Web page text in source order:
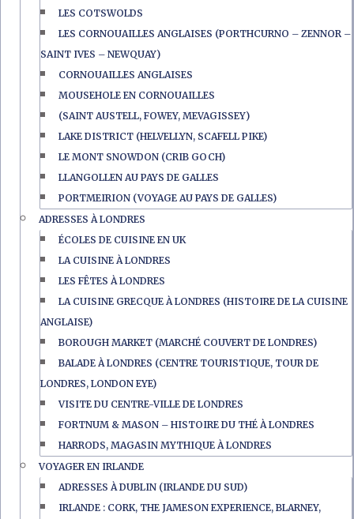
LES COTSWOLDS
LES CORNOUAILLES ANGLAISES (PORTHCURNO – ZENNOR –
SAINT IVES – NEWQUAY)
CORNOUAILLES ANGLAISES
MOUSEHOLE EN CORNOUAILLES
(SAINT AUSTELL, FOWEY, MEVAGISSEY)
LAKE DISTRICT (HELVELLYN, SCAFELL PIKE)
LE MONT SNOWDON (CRIB GOCH)
LLANGOLLEN AU PAYS DE GALLES
PORTMEIRION (VOYAGE AU PAYS DE GALLES)
ADRESSES À LONDRES
ÉCOLES DE CUISINE EN UK
LA CUISINE À LONDRES
LES FÊTES À LONDRES
LA CUISINE GRECQUE À LONDRES (HISTOIRE DE LA CUISINE
ANGLAISE)
BOROUGH MARKET (MARCHÉ COUVERT DE LONDRES)
BALADE À LONDRES (CENTRE TOURISTIQUE, TOUR DE
LONDRES, LONDON EYE)
VISITE DU CENTRE-VILLE DE LONDRES
FORTNUM & MASON – HISTOIRE DU THÉ À LONDRES
HARRODS, MAGASIN MYTHIQUE À LONDRES
VOYAGER EN IRLANDE
ADRESSES À DUBLIN (IRLANDE DU SUD)
IRLANDE : CORK, THE JAMESON EXPERIENCE, BLARNEY,